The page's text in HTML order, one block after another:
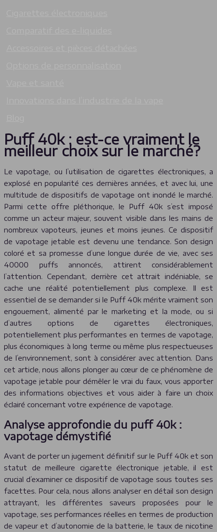
Puff 40k : est-ce vraiment le
meilleur choix sur le marché?
Le vapotage, ou l’utilisation de cigarettes électroniques, a
explosé en popularité ces dernières années, et avec lui, une
multitude de dispositifs de vapotage ont inondé le marché.
Parmi cette offre pléthorique, le Puff 40k s’est imposé
comme un acteur majeur, souvent visible dans les mains de
nombreux vapoteurs, jeunes et moins jeunes. Ce dispositif
de vapotage jetable est devenu une tendance. Son design
coloré et sa promesse d’une longue durée de vie, avec ses
40000 puffs annoncés, attirent considérablement
l’attention. Cependant, derrière cet attrait indéniable, se
cache une réalité potentiellement plus complexe. Il est
essentiel de se demander si le Puff 40k mérite vraiment son
engouement, alimenté par le marketing et la mode, ou si
d’autres options de cigarettes électroniques,
potentiellement plus performantes en termes de vapotage,
plus économiques à long terme ou même plus respectueuses
de l’environnement, sont à considérer avec attention. Dans
cet article, nous allons plonger au cœur de ce phénomène de
vapotage jetable pour démêler le vrai du faux, vous apporter
des informations objectives et vous aider à faire un choix
éclairé concernant votre expérience de vapotage.
Analyse approfondie du puff 40k :
vapotage démystifié
Avant de porter un jugement définitif sur le Puff 40k et son
statut de meilleure cigarette électronique jetable, il est
crucial d’examiner ce dispositif de vapotage sous toutes ses
facettes. Pour cela, nous allons analyser en détail son design
attrayant, les différentes saveurs proposées pour le
vapotage, ses performances réelles en termes de production
de vapeur et d’autonomie de la batterie, le taux de nicotine